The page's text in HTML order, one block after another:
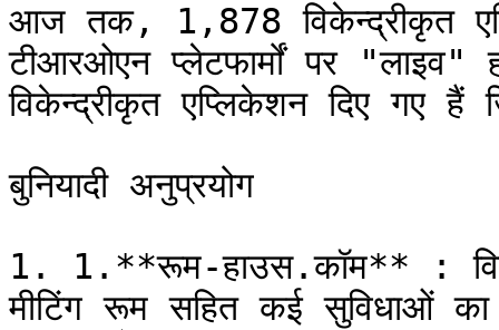
आज तक, 1,878 विकेन्द्रीकृत
टीआरओएन प्लेटफार्मों पर
विकेन्द्रीकृत एप्लिकेशन दिए गए
बुनियादी अनुप्रयोग
1. 1.**रूम-हाउस.कॉम** :
मीटिंग रूम सहित कई सुविधाओं